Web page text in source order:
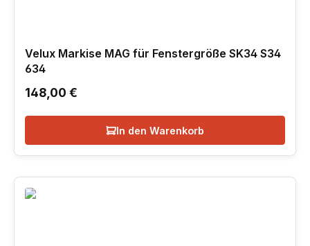
Velux Markise MAG für Fenstergröße SK34 S34
634
Regulärer Preis:
148,00 €
In den Warenkorb